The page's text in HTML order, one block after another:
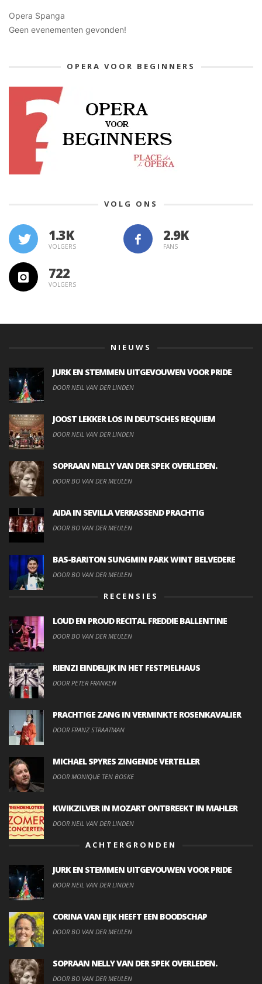
Opera Spanga
Geen evenementen gevonden!
OPERA VOOR BEGINNERS
VOLG ONS
1.3K
VOLGERS FANS
722
VOLGERS
NIEUWS
JURK EN STEMMEN UITGEVOUWEN VOOR PRIDE
DOOR NEIL VAN DER LINDEN
JOOST LEKKER LOS IN DEUTSCHES REQUIEM
DOOR NEIL VAN DER LINDEN
SOPRAAN NELLY VAN DER SPEK OVERLEDEN.
DOOR BO VAN DER MEULEN
AIDA IN SEVILLA VERRASSEND PRACHTIG
DOOR BO VAN DER MEULEN
BAS-BARITON SUNGMIN PARK WINT BELVEDERE
DOOR BO VAN DER MEULEN
RECENSIES
LOUD EN PROUD RECITAL FREDDIE BALLENTINE
DOOR BO VAN DER MEULEN
RIENZI EINDELIJK IN HET FESTPIELHAUS
DOOR PETER FRANKEN
PRACHTIGE ZANG IN VERMINKTE ROSENKAVALIER
DOOR FRANZ STRAATMAN
MICHAEL SPYRES ZINGENDE VERTELLER
DOOR MONIQUE TEN BOSKE
KWIKZILVER IN MOZART ONTBREEKT IN MAHLER
DOOR NEIL VAN DER LINDEN
ACHTERGRONDEN
JURK EN STEMMEN UITGEVOUWEN VOOR PRIDE
DOOR NEIL VAN DER LINDEN
CORINA VAN EIJK HEEFT EEN BOODSCHAP
DOOR BO VAN DER MEULEN
SOPRAAN NELLY VAN DER SPEK OVERLEDEN.
DOOR BO VAN DER MEULEN